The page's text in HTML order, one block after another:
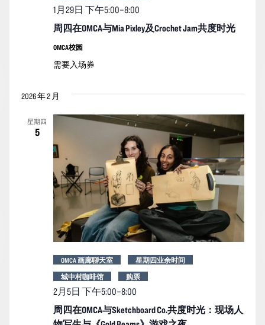
周四在OMCA与Mia Pixley及Crochet Jam共度时光
1月29日 下午5:00–8:00
OMCA校园
需要入场券
2026 年 2 月
星期四
5
周四在OMCA与Sketchboard Co.共度时光：现场人
2月5日 下午5:00–8:00
OMCA 画廊聊天室
星期四业余时间
城中村咖啡馆
购票